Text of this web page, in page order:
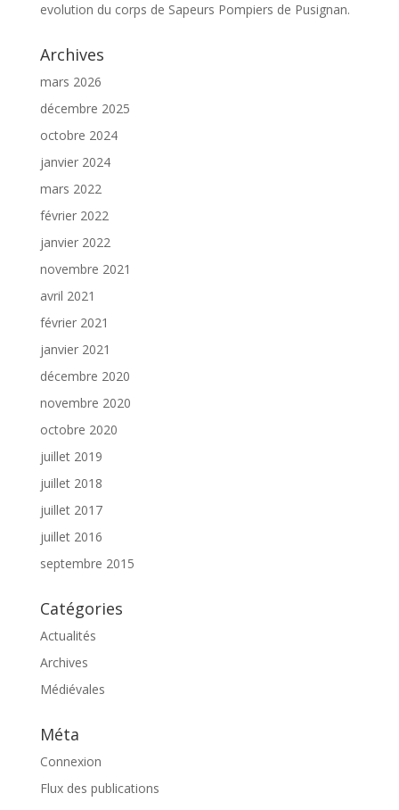
evolution du corps de Sapeurs Pompiers de Pusignan.
Archives
mars 2026
décembre 2025
octobre 2024
janvier 2024
mars 2022
février 2022
janvier 2022
novembre 2021
avril 2021
février 2021
janvier 2021
décembre 2020
novembre 2020
octobre 2020
juillet 2019
juillet 2018
juillet 2017
juillet 2016
septembre 2015
Catégories
Actualités
Archives
Médiévales
Méta
Connexion
Flux des publications